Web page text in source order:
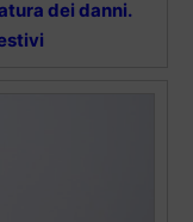
dei danni.